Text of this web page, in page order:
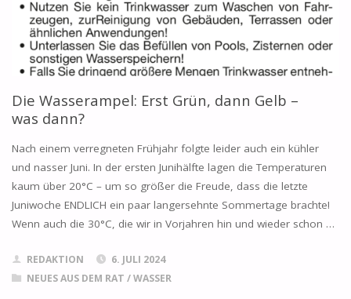
Die Wasserampel: Erst Grün, dann Gelb –
was dann?
Nach einem verregneten Frühjahr folgte leider auch ein kühler
und nasser Juni. In der ersten Junihälfte lagen die Temperaturen
kaum über 20°C – um so größer die Freude, dass die letzte
Juniwoche ENDLICH ein paar langersehnte Sommertage brachte!
Wenn auch die 30°C, die wir in Vorjahren hin und wieder schon …
REDAKTION
6. JULI 2024
NEUES AUS DEM RAT /WASSER